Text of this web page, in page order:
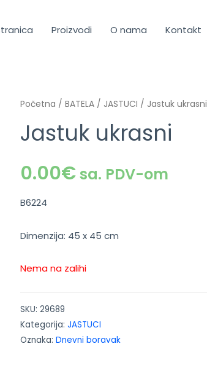
Proizvodi O nama Kontakt
Početna /BATELA / JASTUCI / Jastuk ukrasni
Jastuk ukrasni
0.00€sa. PDV-om
B6224
Dimenzija: 45 x 45 cm
Nema na zalihi
SKU:29689
Kategorija:JASTUCI
Oznaka:Dnevni boravak